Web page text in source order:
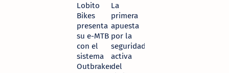
Lobito
Bikes
presenta
su e-MTB
con el
sistema
Outbraker
La
primera
apuesta
por la
seguridad
activa
del